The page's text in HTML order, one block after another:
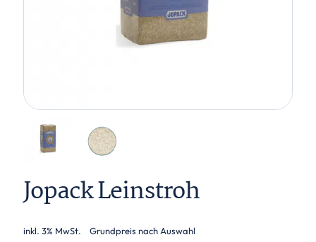
Jopack Leinstroh
inkl. 3% MwSt. Grundpreis nach Auswahl